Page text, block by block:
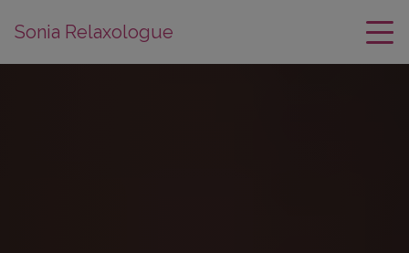
Sonia Relaxologue